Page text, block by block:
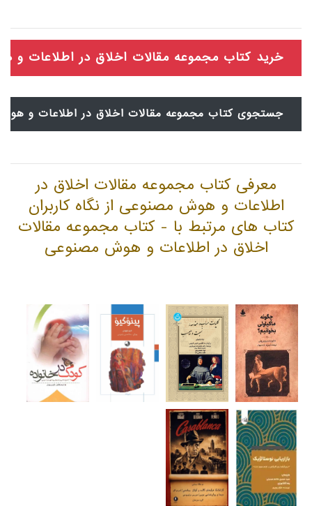
خرید کتاب مجموعه مقالات اخلاق در اطلاعات
جستجوی کتاب مجموعه مقالات اخلاق در اطلاعات و
معرفی کتاب مجموعه مقالات اخلاق در
اطلاعات و هوش مصنوعی از نگاه کاربران
کتاب های مرتبط با - کتاب مجموعه مقالات
اخلاق در اطلاعات و هوش مصنوعی